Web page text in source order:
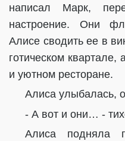
написал Марк,
настроение. Они
Алисе сводить ее в
готическом
и уютном ресторане.
Алиса улыбалась,
- А вот и они… -
Алиса подняла